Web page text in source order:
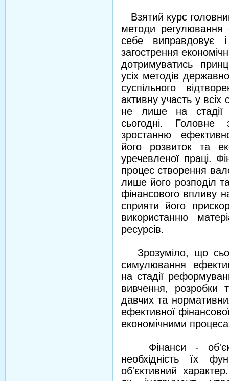
Взятий курс
методи регулювання
себе виправдовує
загострення
дотримуватись
усіх методів
суспільного
активну участь у всіх
не лише на стадії
сьогодні. Головне
зростанню
його розвиток та
уречевленої праці.
процес створення
лише його розподіл
фінансового впливу
сприяти його
використанню
ресурсів.
Зрозуміло, що
симулювання
на стадії
вивчення, розробки
давчих та
ефективної
економічними
Фінанси -
необхідність їх
об'єктивний